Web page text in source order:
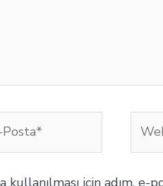
sitesi
kullanılması için adım, e-